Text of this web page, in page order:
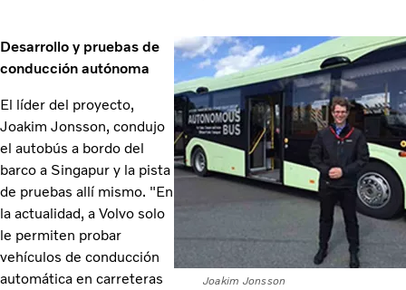
Joakim Jonsson
Desarrollo y pruebas de
conducción autónoma
El líder del proyecto,
Joakim Jonsson, condujo
el autobús a bordo del
barco a Singapur y la pista
de pruebas allí mismo. "En
la actualidad, a Volvo solo
le permiten probar
vehículos de conducción
automática en carreteras